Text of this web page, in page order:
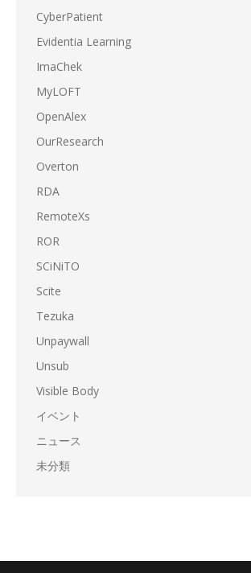
CyberPatient
Evidentia Learning
ImaChek
MyLOFT
OpenAlex
OurResearch
Overton
RDA
RemoteXs
ROR
SCiNiTO
Scite
Tezuka
Unpaywall
Unsub
Visible Body
イベント
ニュース
未分類